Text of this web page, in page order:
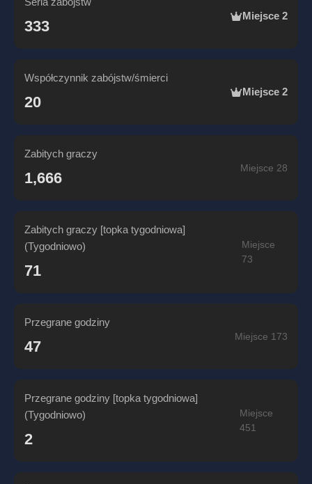
333
Miejsce 2
Współczynnik zabójstw/śmierci
20
Miejsce 2
Zabitych graczy
1,666
Miejsce 28
Zabitych graczy [topka tygodniowa]
(Tygodniowo)
71
Miejsce
73
Przegrane godziny
47
Miejsce 173
Przegrane godziny [topka tygodniowa]
(Tygodniowo)
2
Miejsce
451